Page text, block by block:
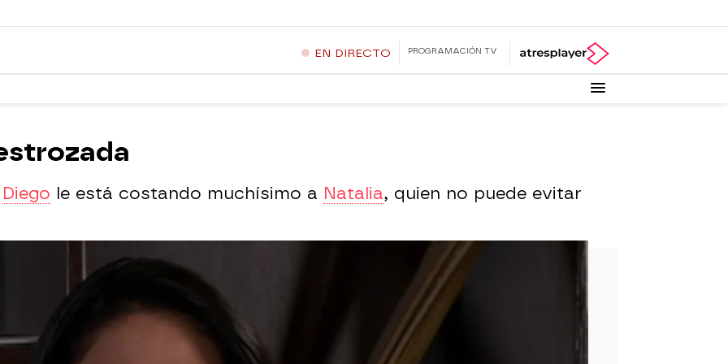
EN DIRECTO PROGRAMACIÓN TV
Diego le está costando muchísimo a Natalia, quien no puede evitar